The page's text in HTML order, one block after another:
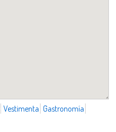
Vestimenta Gastronomía